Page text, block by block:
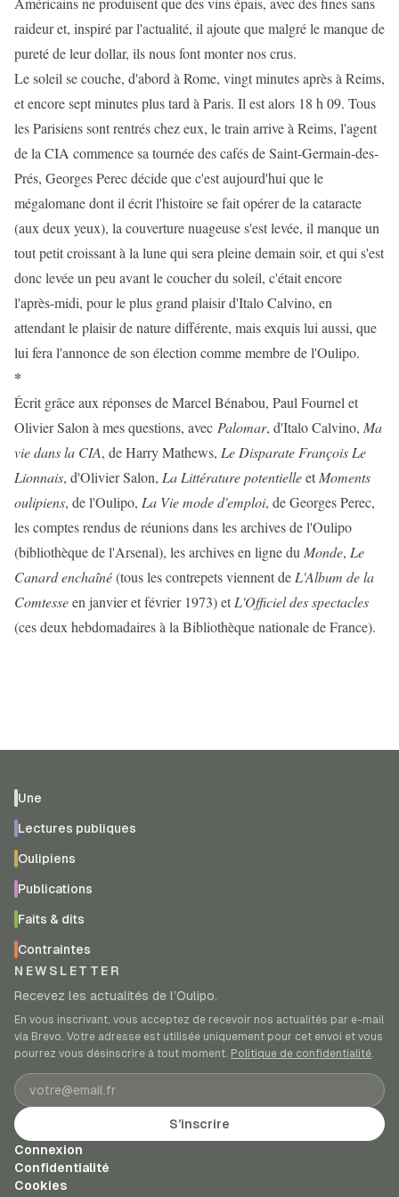
raideur et, inspiré par l'actualité, il ajoute que malgré le manque de
pureté de leur dollar, ils nous font monter nos crus.
Le soleil se couche, d'abord à Rome, vingt minutes après à Reims,
et encore sept minutes plus tard à Paris. Il est alors 18 h 09. Tous
les Parisiens sont rentrés chez eux, le train arrive à Reims, l'agent
de la CIA commence sa tournée des cafés de Saint-Germain-des-
Prés, Georges Perec décide que c'est aujourd'hui que le
mégalomane dont il écrit l'histoire se fait opérer de la cataracte
(aux deux yeux), la couverture nuageuse s'est levée, il manque un
tout petit croissant à la lune qui sera pleine demain soir, et qui s'est
donc levée un peu avant le coucher du soleil, c'était encore
l'après-midi, pour le plus grand plaisir d'Italo Calvino, en
attendant le plaisir de nature différente, mais exquis lui aussi, que
lui fera l'annonce de son élection comme membre de l'Oulipo.
*
Écrit grâce aux réponses de Marcel Bénabou, Paul Fournel et
Olivier Salon à mes questions, avec Palomar, d'Italo Calvino, Ma
vie dans la CIA, de Harry Mathews, Le Disparate François Le
Lionnais, d'Olivier Salon, La Littérature potentielleet Moments
oulipiens, de l'Oulipo, La Vie mode d'emploi, de Georges Perec,
les comptes rendus de réunions dans les archives de l'Oulipo
(bibliothèque de l'Arsenal), les archives en ligne du Monde, Le
Canard enchaîné(tous les contrepets viennent de L'Album de la
Comtesseen janvier et février 1973) et L'Officiel des spectacles
(ces deux hebdomadaires à la Bibliothèque nationale de France).
Une
Lectures publiques
Oulipiens
Publications
Faits & dits
Contraintes
NEWSLETTER
Recevez les actualités de l’Oulipo.
En vous inscrivant, vous acceptez de recevoir nos actualités par e-mail
via Brevo. Votre adresse est utilisée uniquement pour cet envoi et vous
pourrez vous désinscrire à tout moment. Politique de confidentialité.
Adresse e-mail
S’inscrire
Connexion
Confidentialité
Cookies